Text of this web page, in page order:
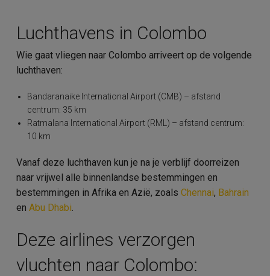
Luchthavens in Colombo
Wie gaat vliegen naar Colombo arriveert op de volgende
luchthaven:
Bandaranaike International Airport (CMB) – afstand
centrum: 35 km
Ratmalana International Airport (RML) – afstand centrum:
10 km
Vanaf deze luchthaven kun je na je verblijf doorreizen
naar vrijwel alle binnenlandse bestemmingen en
bestemmingen in Afrika en Azië, zoals Chennai, Bahrain
en Abu Dhabi.
Deze airlines verzorgen
vluchten naar Colombo: